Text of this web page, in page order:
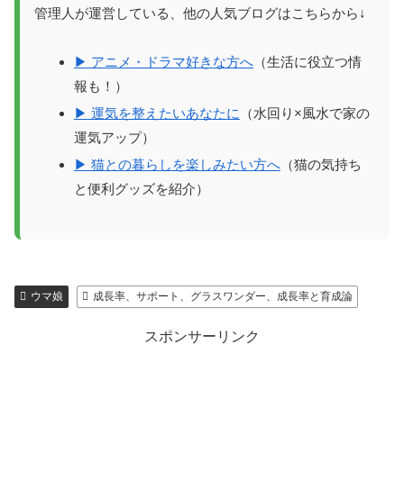
管理人が運営している、他の人気ブログはこちらから↓
▶ アニメ・ドラマ好きな方へ （生活に役立つ情
報も！）
▶ 運気を整えたいあなたに
（水回り×風水で家の
運気アップ）
▶ 猫との暮らしを楽しみたい方へ （猫の気持ち
と便利グッズを紹介）
ウマ娘 成長率、サポート、グラスワンダー、成長率と育成論
スポンサーリンク